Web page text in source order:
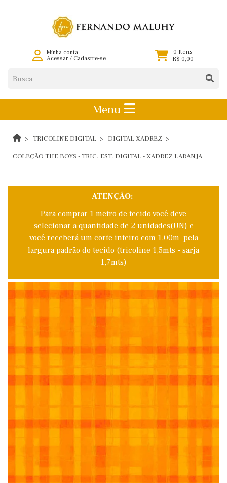
Minha conta
Acessar/ Cadastre-se
0 Itens
R$ 0,00
Menu
TRICOLINE DIGITAL DIGITAL XADREZ
COLEÇÃO THE BOYS - TRIC. EST. DIGITAL - XADREZ LARANJA
ATENÇÃO:
Para comprar 1 metro de tecido você deve
selecionar a quantidade de 2 unidades(UN) e
você receberá um corte inteiro com 1,00m pela
largura padrão do tecido (tricoline 1,5mts - sarja
1,7mts)